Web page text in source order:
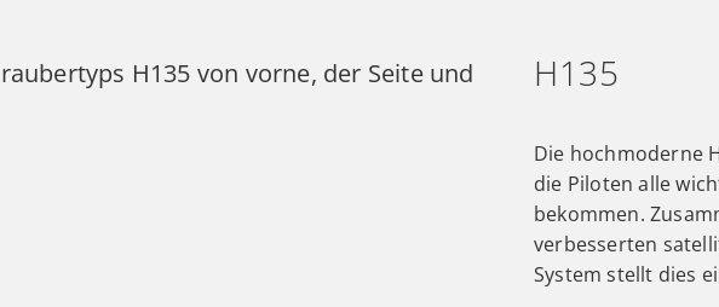
H135
Die hochmoderne
die Piloten alle
bekommen.
verbesserten
System stellt dies